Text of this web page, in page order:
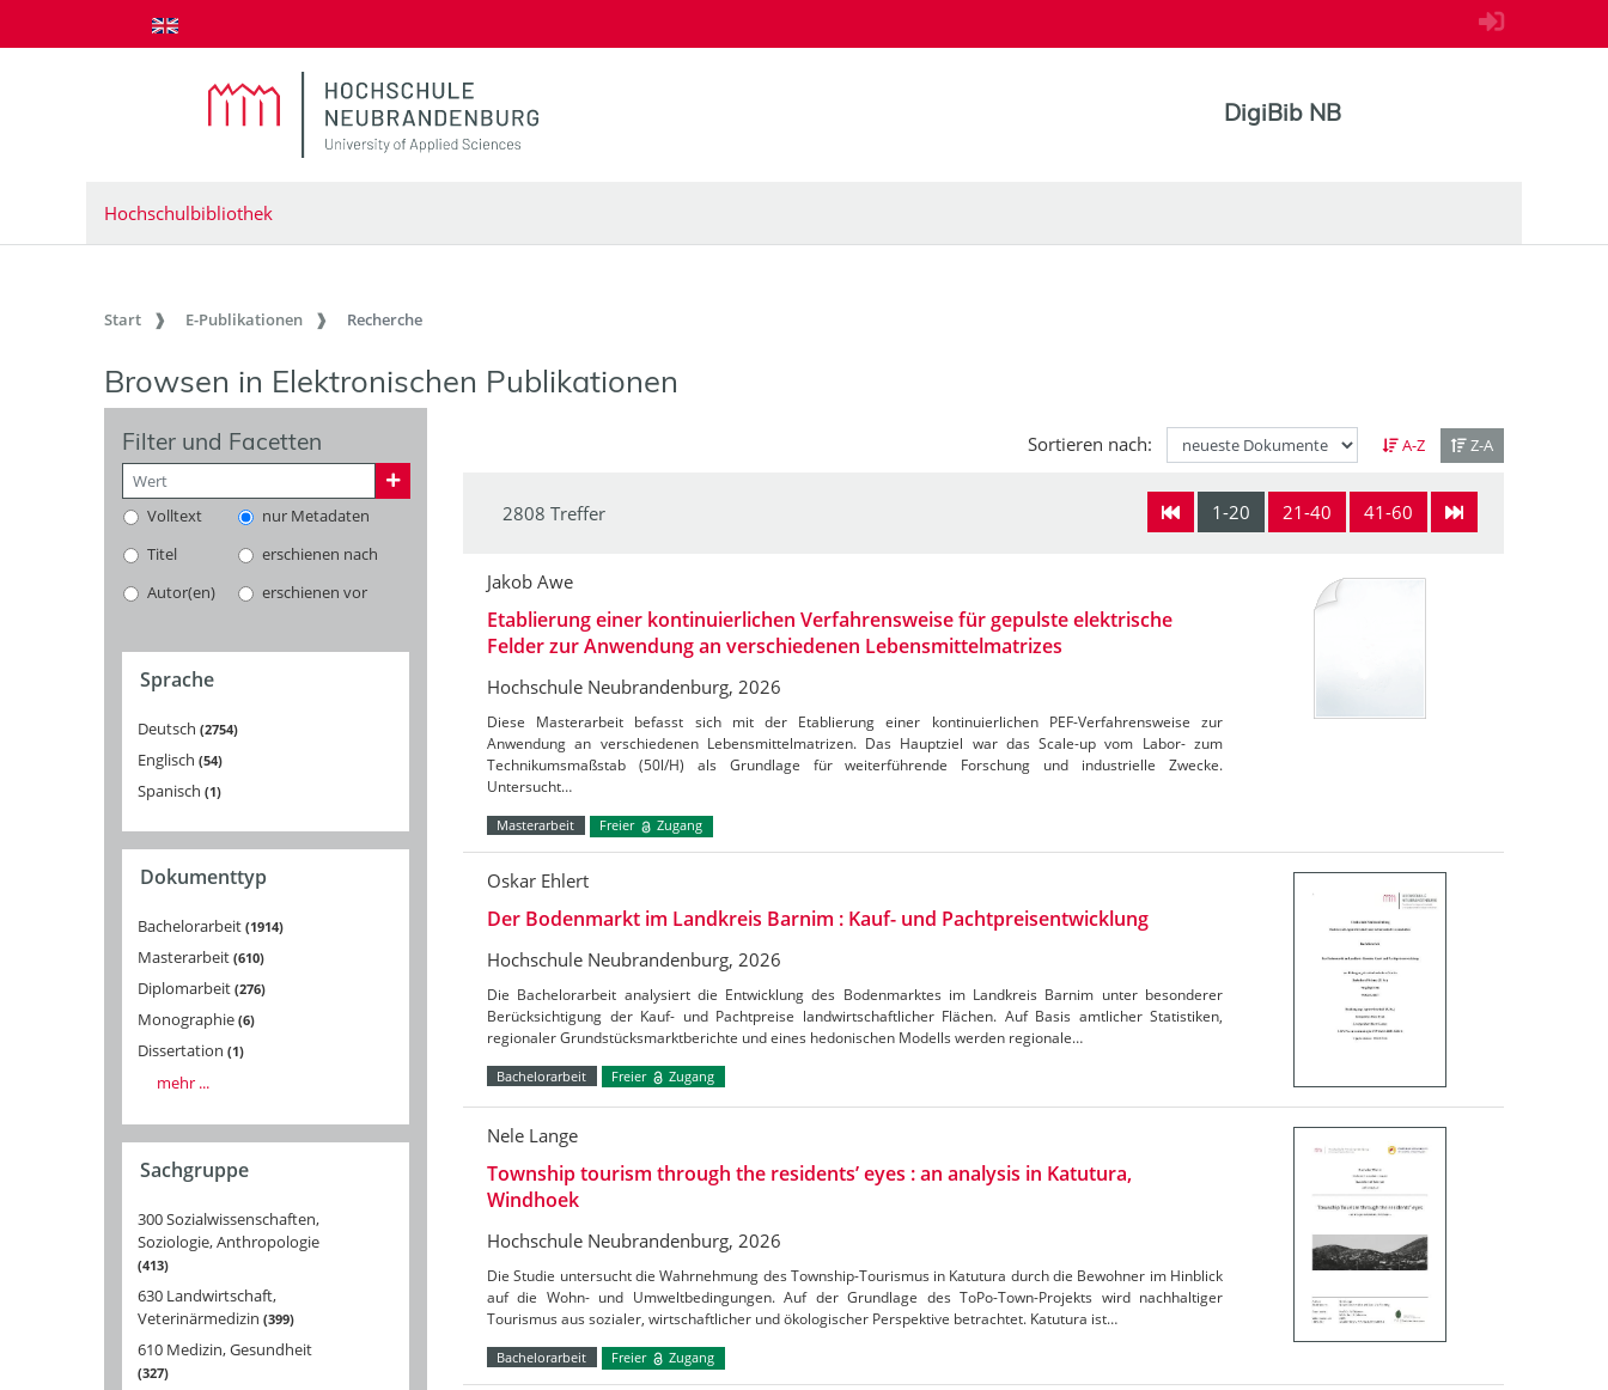
zum Inhalt springen
DigiBib NB
Hochschulbibliothek
Start E-Publikationen Recherche
Browsen in Elektronischen Publikationen
Filter und Facetten
Volltext
nur Metadaten
Titel
erschienen nach
Autor(en)
erschienen vor
Sprache
Deutsch 2754
Englisch 54
Spanisch 1
Dokumenttyp
Bachelorarbeit 1914
Masterarbeit 610
Diplomarbeit 276
Monographie 6
Dissertation 1
mehr ...
Sachgruppe
300 Sozialwissenschaften,
Soziologie, Anthropologie
413
630 Landwirtschaft,
Veterinärmedizin 399
610 Medizin, Gesundheit
327
Sortieren nach: A-Z Z-A
1-20 21-40 41-60
2808 Treffer
Jakob Awe
Etablierung einer kontinuierlichen Verfahrensweise für gepulste elektrische
Felder zur Anwendung an verschiedenen Lebensmittelmatrizes
Hochschule Neubrandenburg, 2026
Diese Masterarbeit befasst sich mit der Etablierung einer kontinuierlichen PEF-Verfahrensweise zur
Anwendung an verschiedenen Lebensmittelmatrizen. Das Hauptziel war das Scale-up vom Labor- zum
Technikumsmaßstab (50l/H) als Grundlage für weiterführende Forschung und industrielle Zwecke.
Untersucht…
Masterarbeit Freier Zugang
Oskar Ehlert
Der Bodenmarkt im Landkreis Barnim : Kauf- und Pachtpreisentwicklung
Hochschule Neubrandenburg, 2026
Die Bachelorarbeit analysiert die Entwicklung des Bodenmarktes im Landkreis Barnim unter besonderer
Berücksichtigung der Kauf- und Pachtpreise landwirtschaftlicher Flächen. Auf Basis amtlicher Statistiken,
regionaler Grundstücksmarktberichte und eines hedonischen Modells werden regionale…
Bachelorarbeit Freier Zugang
Nele Lange
Township tourism through the residents’ eyes : an analysis in Katutura,
Windhoek
Hochschule Neubrandenburg, 2026
Die Studie untersucht die Wahrnehmung des Township-Tourismus in Katutura durch die Bewohner im Hinblick
auf die Wohn- und Umweltbedingungen. Auf der Grundlage des ToPo-Town-Projekts wird nachhaltiger
Tourismus aus sozialer, wirtschaftlicher und ökologischer Perspektive betrachtet. Katutura ist…
Bachelorarbeit Freier Zugang